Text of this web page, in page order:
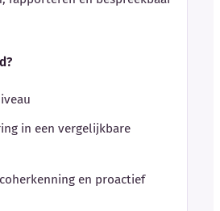
in een vergelijkbare
en proactief